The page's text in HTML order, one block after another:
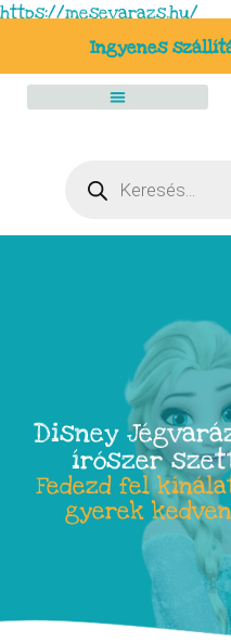
https://mesevarazs.hu/
Ingyenes
Disney
írószer
Fedezd fel
gyerek